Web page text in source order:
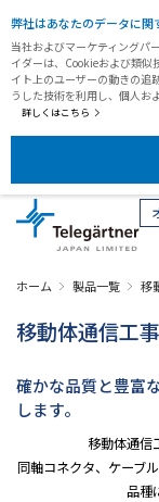
弊社はあなたのデータに関
当社およびマーケティングパ
イダーは、Cookieおよび類
イト上のユーザーの動きの追
うした技術を利用し、個人お
詳しくはこちら
ホーム 製品一覧 移
移動体通信工事
確かな品質と豊富
します。
移動体通信
同軸コネクタ、ケーブ
品種